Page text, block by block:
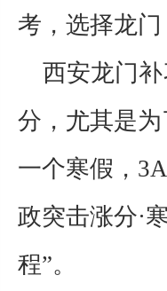
考，选择龙
西安龙门补
分，尤其是
一个寒假，
政突击涨分·
程”。